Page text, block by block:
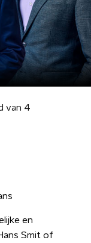
van 4
en
Smit of